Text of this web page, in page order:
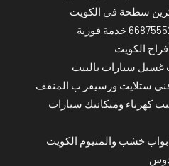
سطحة في الكويت
الكويت
سيارات بالبيت
ستلايت ورسيفر ب المنقف
كهرباء وميكانيك سيارات
خشب والمنيوم الكويت